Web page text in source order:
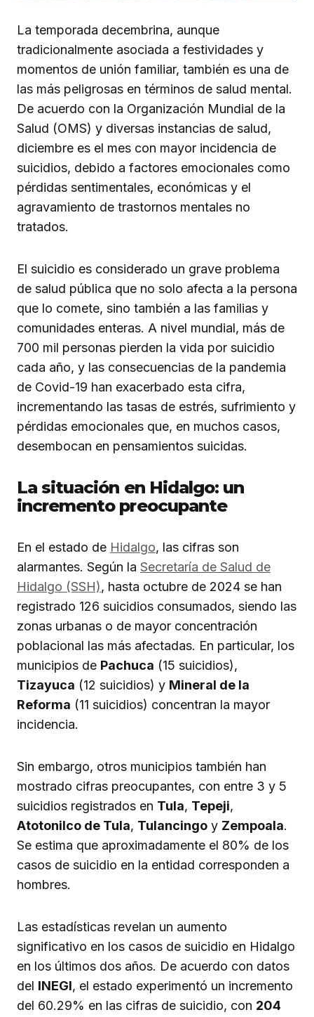
La temporada decembrina, aunque
tradicionalmente asociada a festividades y
momentos de unión familiar, también es una de
las más peligrosas en términos de salud mental.
De acuerdo con la Organización Mundial de la
Salud (OMS) y diversas instancias de salud,
diciembre es el mes con mayor incidencia de
suicidios, debido a factores emocionales como
pérdidas sentimentales, económicas y el
agravamiento de trastornos mentales no
tratados.
El suicidio es considerado un grave problema
de salud pública que no solo afecta a la persona
que lo comete, sino también a las familias y
comunidades enteras. A nivel mundial, más de
700 mil personas pierden la vida por suicidio
cada año, y las consecuencias de la pandemia
de Covid-19 han exacerbado esta cifra,
incrementando las tasas de estrés, sufrimiento y
pérdidas emocionales que, en muchos casos,
desembocan en pensamientos suicidas.
La situación en Hidalgo: un
incremento preocupante
En el estado de Hidalgo, las cifras son
alarmantes. Según la Secretaría de Salud de
Hidalgo (SSH), hasta octubre de 2024 se han
registrado 126 suicidios consumados, siendo las
zonas urbanas o de mayor concentración
poblacional las más afectadas. En particular, los
municipios de Pachuca (15 suicidios),
Tizayuca (12 suicidios) y Mineral de la
Reforma (11 suicidios) concentran la mayor
incidencia.
Sin embargo, otros municipios también han
mostrado cifras preocupantes, con entre 3 y 5
suicidios registrados en Tula, Tepeji,
Atotonilco de Tula, Tulancingo y Zempoala.
Se estima que aproximadamente el 80% de los
casos de suicidio en la entidad corresponden a
hombres.
Las estadísticas revelan un aumento
significativo en los casos de suicidio en Hidalgo
en los últimos dos años. De acuerdo con datos
del INEGI, el estado experimentó un incremento
del 60.29% en las cifras de suicidio, con 204